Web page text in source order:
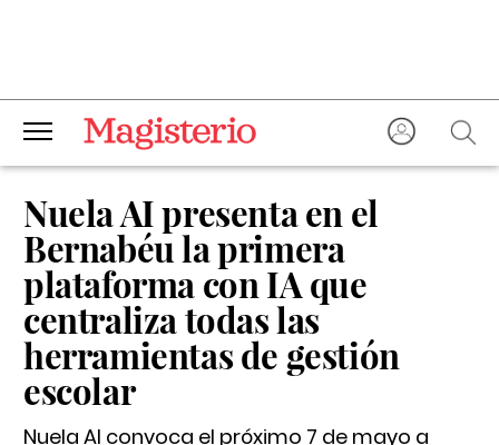
Nuela AI presenta en el
Bernabéu la primera
plataforma con IA que
centraliza todas las
herramientas de gestión
escolar
Nuela AI convoca el próximo 7 de mayo a